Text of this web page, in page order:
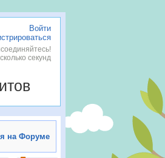
Войти
секунд
на Форуме